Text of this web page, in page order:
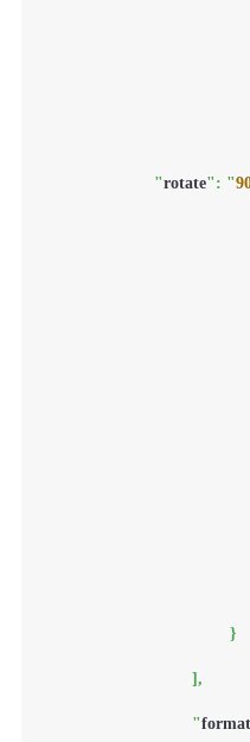
                        "
rotate": "
				"
format